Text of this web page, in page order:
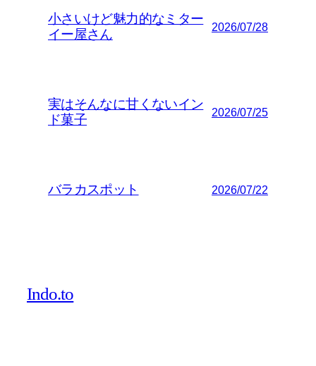
小さいけど魅力的なミター
イー屋さん
2026/07/28
実はそんなに甘くないイン
ド菓子
2026/07/25
バラカスポット 2026/07/22
Indo.to